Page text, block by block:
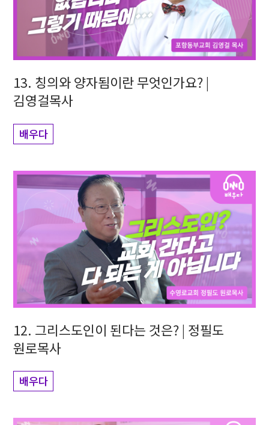
13. 칭의와 양자됨이란 무엇인가요? |
김영걸목사
배우다
12. 그리스도인이 된다는 것은? | 정필도
원로목사
배우다